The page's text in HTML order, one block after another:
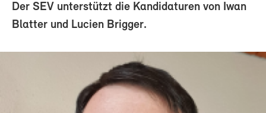
Der SEV unterstützt die Kandidaturen von Iwan
Blatter und Lucien Brigger.